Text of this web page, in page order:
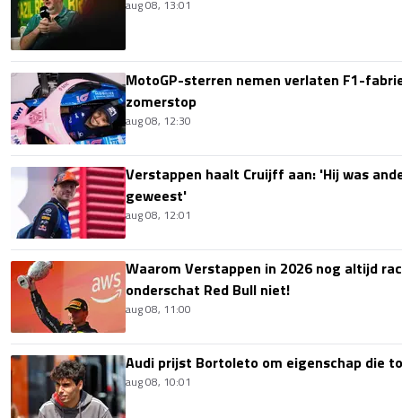
aug 08, 13:01
MotoGP-sterren nemen verlaten F1-
zomerstop
aug 08, 12:30
Verstappen haalt Cruijff aan: 'Hij was
geweest'
aug 08, 12:01
Waarom Verstappen in 2026 nog altijd
onderschat Red Bull niet!
aug 08, 11:00
Audi prijst Bortoleto om eigenschap die
aug 08, 10:01